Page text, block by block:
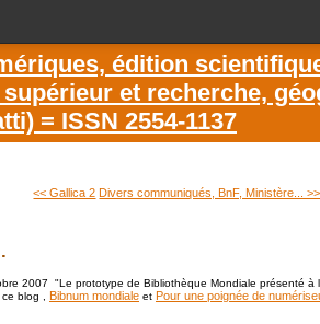
édition
et recherche,
= ISSN 2554-1137
<< Gallica 2 Divers communiqués, BnF, Ministère... >>
2007 "Le prototype de Bibliothèque Mondiale présenté à
blog , Bibnum mondiale et Pour une poignée de